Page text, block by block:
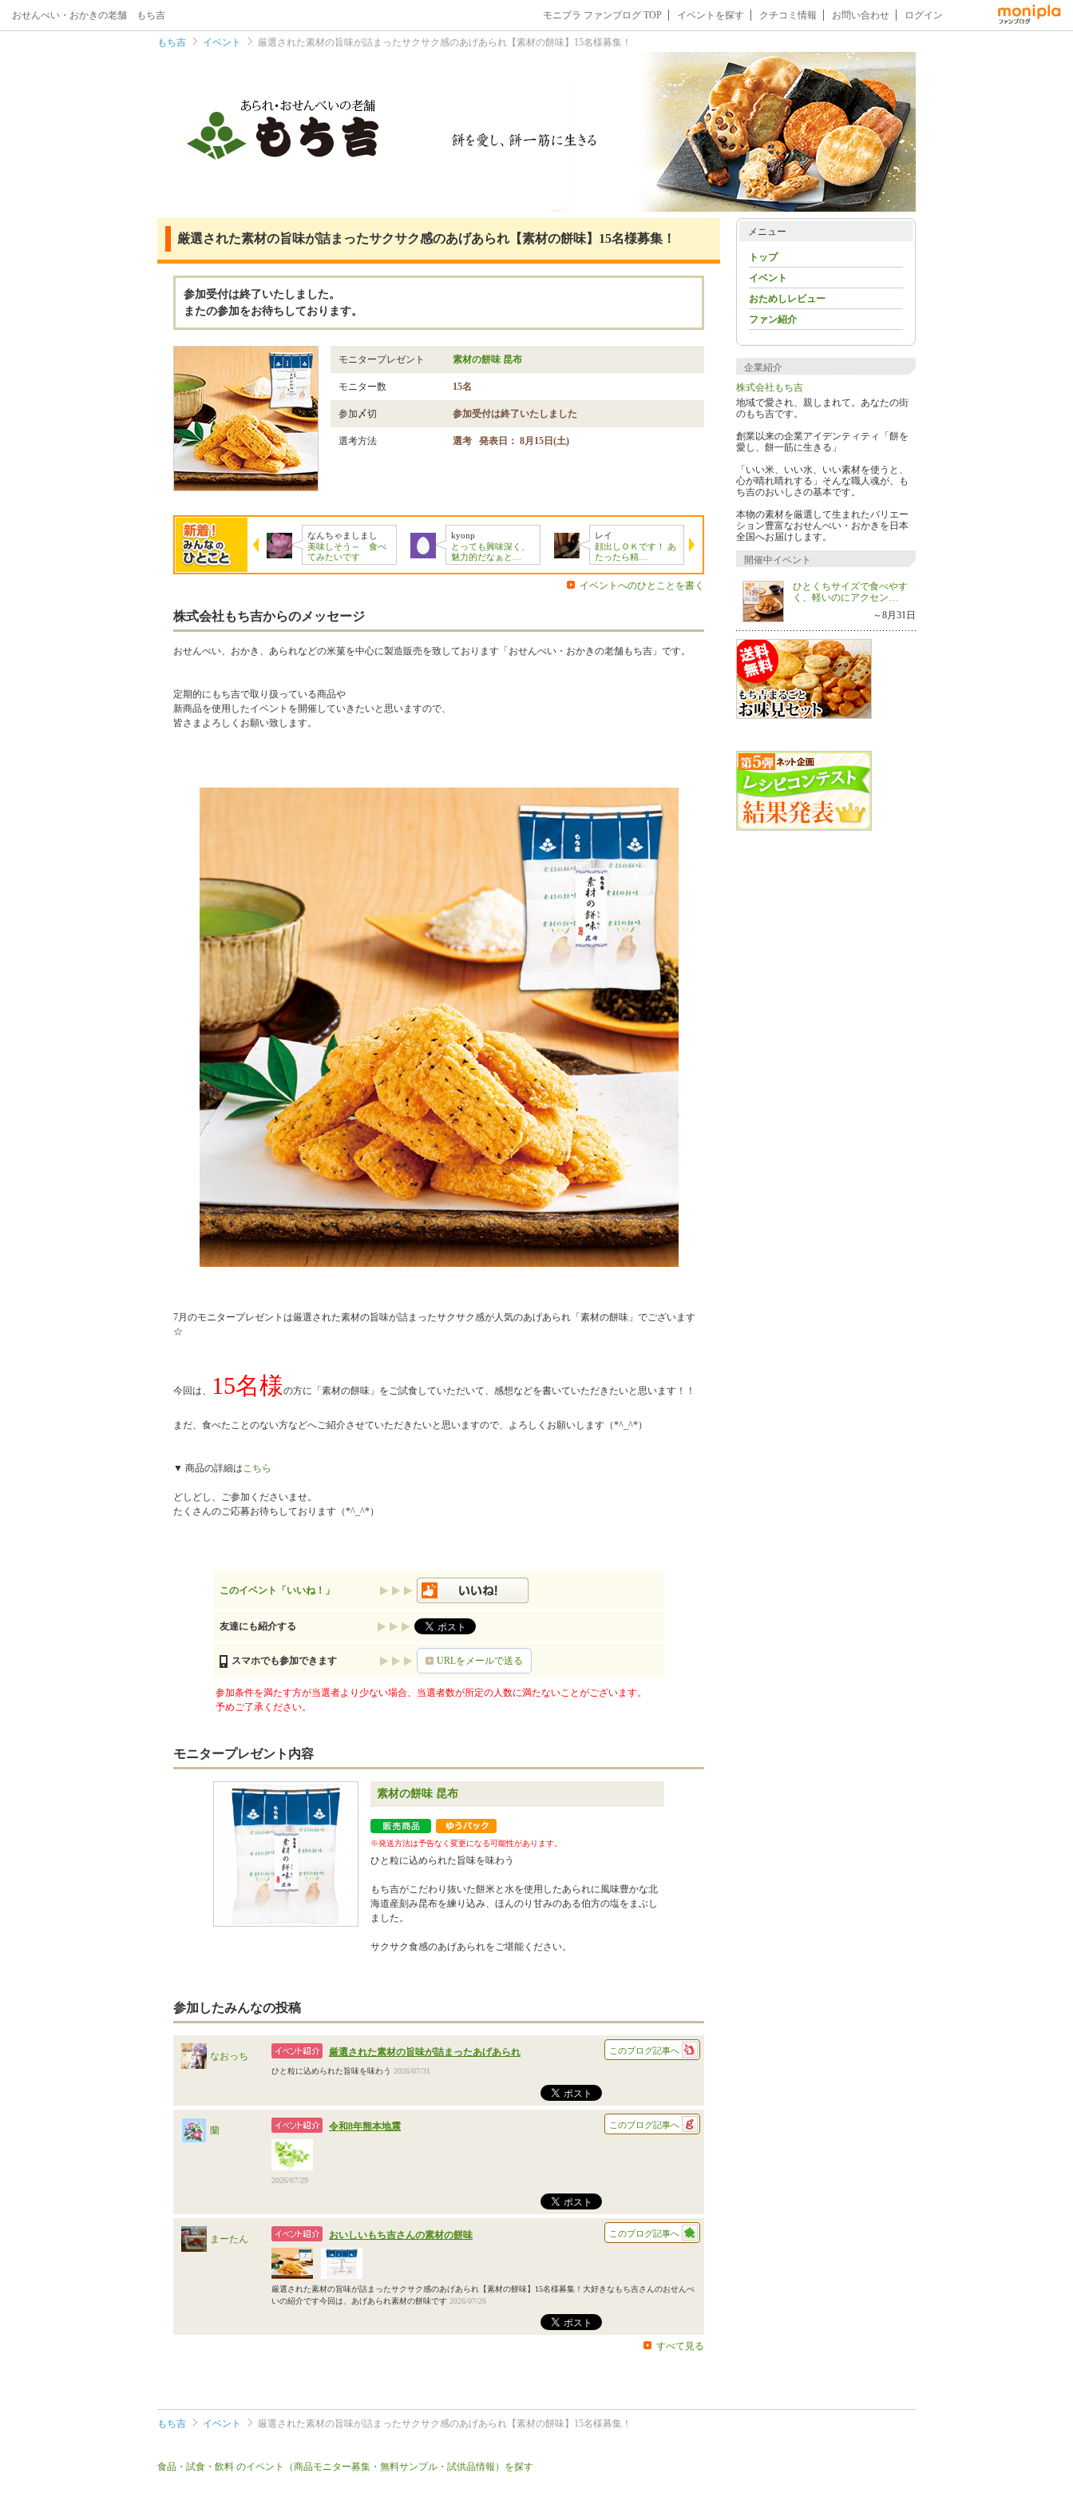
おせんべい・おかきの老舗 もち吉 モニプラ ファンブログ TOP イベントを探す クチコミ情報 お問い合わせ ログイン
もち吉 イベント 厳選された素材の旨味が詰まったサクサク感のあげあられ【素材の餅味】15名様募集！
厳選された素材の旨味が詰まったサクサク感のあげあられ【素材の餅味】15名様募集！
参加受付は終了いたしました。
またの参加をお待ちしております。
モニタープレゼント 素材の餅味 昆布
モニター数 15名
参加〆切 参加受付は終了いたしました
選考方法 選考 発表日： 8月15日(土)
とても気になるので
是非食べててみ…
なんちゃましまし
美味しそう～ 食べ
てみたいです
kyonp
とっても興味深く、
魅力的だなぁと…
レイ
顔出しＯＫです！ あ
たったら精…
ちゃろ
米や昆布、伯方…
イベントへのひとことを書く
株式会社もち吉からのメッセージ
おせんべい、おかき、あられなどの米菓を中心に製造販売を致しております「おせんべい・おかきの老舗もち吉」です。
定期的にもち吉で取り扱っている商品や
新商品を使用したイベントを開催していきたいと思いますので、
皆さまよろしくお願い致します。
7月のモニタープレゼントは厳選された素材の旨味が詰まったサクサク感が人気のあげあられ「素材の餅味」でございます
☆
今回は、 15名様の方に「素材の餅味」をご試食していただいて、感想などを書いていただきたいと思います！！
まだ、食べたことのない方などへご紹介させていただきたいと思いますので、よろしくお願いします（*^_^*）
▼ 商品の詳細はこちら
どしどし、ご参加くださいませ。
たくさんのご応募お待ちしております（*^_^*）
このイベント「いいね！」
友達にも紹介する
スマホでも参加できます URLをメールで送る
参加条件を満たす方が当選者より少ない場合、当選者数が所定の人数に満たないことがございます。
予めご了承ください。
モニタープレゼント内容
素材の餅味 昆布
※発送方法は予告なく変更になる可能性があります。
ひと粒に込められた旨味を味わう
もち吉がこだわり抜いた餅米と水を使用したあられに風味豊かな北
海道産刻み昆布を練り込み、ほんのり甘みのある伯方の塩をまぶし
ました。
サクサク食感のあげあられをご堪能ください。
参加したみんなの投稿
なおっち 厳選された素材の旨味が詰まったあげあられ
ひと粒に込められた旨味を味わう 2026/07/31
このブログ記事へ
蘭 令和8年熊本地震
2026/07/29
このブログ記事へ
まーたん おいしいもち吉さんの素材の餅味
厳選された素材の旨味が詰まったサクサク感のあげあられ【素材の餅味】15名様募集！大好きなもち吉さんのおせんべ
いの紹介です今回は、あげあられ素材の餅味です 2026/07/26
このブログ記事へ
すべて見る
メニュー
トップ
イベント
おためしレビュー
ファン紹介
企業紹介
株式会社もち吉
地域で愛され、親しまれて。あなたの街
のもち吉です。
創業以来の企業アイデンティティ「餅を
愛し、餅一筋に生きる」
「いい米、いい水、いい素材を使うと、
心が晴れ晴れする」そんな職人魂が、も
ち吉のおいしさの基本です。
本物の素材を厳選して生まれたバリエー
ション豊富なおせんべい・おかきを日本
全国へお届けします。
開催中イベント
ひとくちサイズで食べやす
く、軽いのにアクセン…
～8月31日
もち吉 イベント 厳選された素材の旨味が詰まったサクサク感のあげあられ【素材の餅味】15名様募集！
食品・試食・飲料 のイベント（商品モニター募集・無料サンプル・試供品情報）を探す